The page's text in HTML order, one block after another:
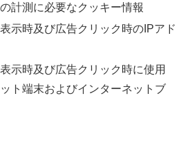
計測に必要なクッキー情報
示時及び広告クリック時のIPアド
示時及び広告クリック時に使用
ト端末およびインターネットブ